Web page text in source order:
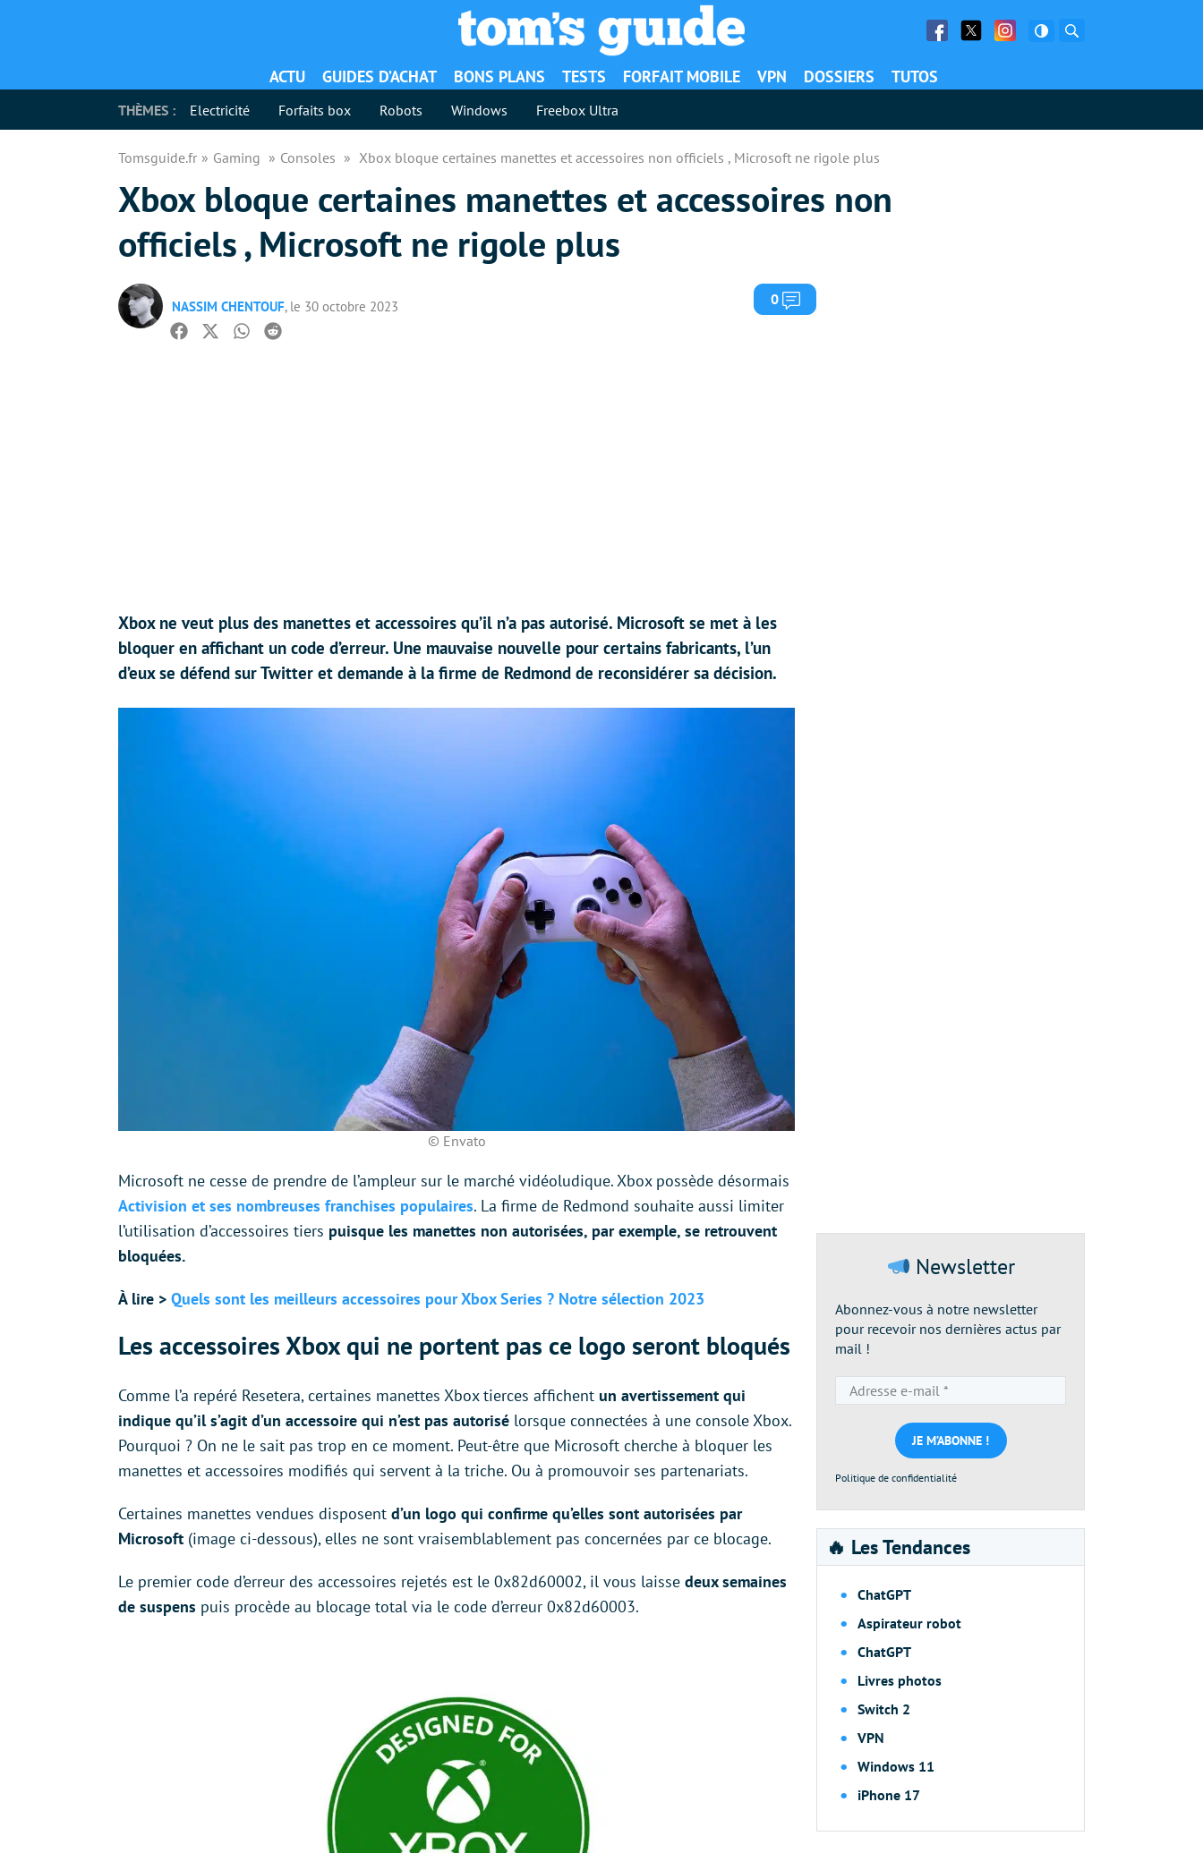
Facebook
Twitter Facebook
ACTU GUIDES D’ACHAT BONS PLANS TESTS FORFAIT MOBILE VPN DOSSIERS TUTOS
THÈMES : Electricité Forfaits box Robots Windows Freebox Ultra
Tomsguide.fr Gaming Consoles Xbox bloque certaines manettes et accessoires non officiels , Microsoft ne rigole plus
Xbox bloque certaines manettes et accessoires non
officiels , Microsoft ne rigole plus
NASSIM CHENTOUF, le 30 octobre 2023 0 Commentaires
Facebook
TwitterWhatsapp
Reddit
Xbox ne veut plus des manettes et accessoires qu’il n’a pas autorisé. Microsoft se met à les
bloquer en affichant un code d’erreur. Une mauvaise nouvelle pour certains fabricants, l’un
d’eux se défend sur Twitter et demande à la firme de Redmond de reconsidérer sa décision.
© Envato
Microsoft ne cesse de prendre de l’ampleur sur le marché vidéoludique. Xbox possède désormais
Activision et ses nombreuses franchises populaires. La firme de Redmond souhaite aussi limiter
l’utilisation d’accessoires tiers puisque les manettes non autorisées, par exemple, se retrouvent
bloquées.
À lire > Quels sont les meilleurs accessoires pour Xbox Series ? Notre sélection 2023
Les accessoires Xbox qui ne portent pas ce logo seront bloqués
Comme l’a repéré Resetera, certaines manettes Xbox tierces affichent un avertissement qui
indique qu’il s’agit d’un accessoire qui n’est pas autorisé lorsque connectées à une console Xbox.
Pourquoi ? On ne le sait pas trop en ce moment. Peut-être que Microsoft cherche à bloquer les
manettes et accessoires modifiés qui servent à la triche. Ou à promouvoir ses partenariats.
Certaines manettes vendues disposent d’un logo qui confirme qu’elles sont autorisées par
Microsoft (image ci-dessous), elles ne sont vraisemblablement pas concernées par ce blocage.
Le premier code d’erreur des accessoires rejetés est le 0x82d60002, il vous laisse deux semaines
de suspens puis procède au blocage total via le code d’erreur 0x82d60003.
Newsletter
Abonnez-vous à notre newsletter
pour recevoir nos dernières actus par
mail !
e-
mail
*
Politique de confidentialité
🔥 Les Tendances
ChatGPT
Aspirateur robot
ChatGPT
Livres photos
Switch 2
VPN
Windows 11
iPhone 17